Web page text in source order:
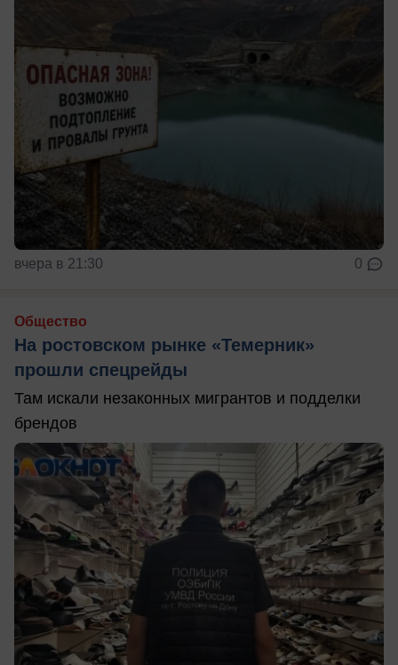
вчера в 21:30 0
Общество
На ростовском рынке «Темерник»
прошли спецрейды
Там искали незаконных мигрантов и подделки
брендов